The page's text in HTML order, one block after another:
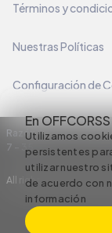
En
Utilizamos
persistentes
utilizar nuestro
de acuerdo con
información
Términos y
Nuestras Políticas
Configuración de
Razón Social: C.I
7 – 35
All rights reserved